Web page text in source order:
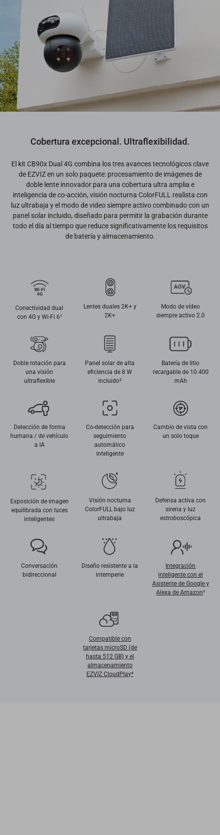
Cobertura excepcional. Ultraflexibilidad.
El kit CB90x Dual 4G combina los tres avances tecnológicos clave
de EZVIZ en un solo paquete: procesamiento de imágenes de
doble lente innovador para una cobertura ultra amplia e
inteligencia de co-acción, visión nocturna ColorFULL realista con
luz ultrabaja y el modo de video siempre activo combinado con un
panel solar incluido, diseñado para permitir la grabación durante
todo el día al tiempo que reduce significativamente los requisitos
de batería y almacenamiento.
Conectividad dual
con 4G y Wi-Fi 6¹
Lentes duales 2K+ y
2K+
Modo de vídeo
siempre activo 2.0
Doble rotación para
una visión
ultraflexible
Panel solar de alta
eficiencia de 8 W
incluido²
Batería de litio
recargable de 10.400
mAh
Detección de forma
humana / de vehículo
a IA
Co-detección para
seguimiento
automático
inteligente
Cambio de vista con
un solo toque
Exposición de imagen
equilibrada con luces
inteligentes
Visión nocturna
ColorFULL bajo luz
ultrabaja
Defensa activa con
sirena y luz
estroboscópica
Conversación
bidireccional
Diseño resistente a la
intemperie
Integración
inteligente con el
Asistente de Google y
Alexa de Amazon³
Compatible con
tarjetas microSD (de
hasta 512 GB) y el
almacenamiento
EZVIZ CloudPlay⁴